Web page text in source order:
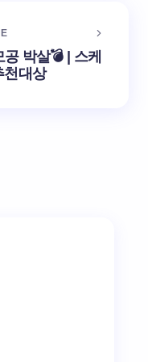
박살💣 | 스케
천대상